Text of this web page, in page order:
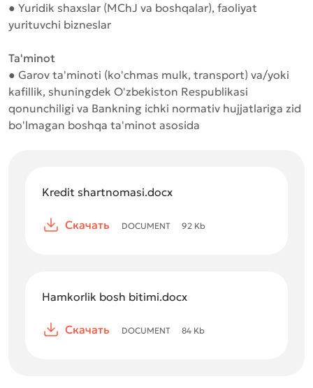
● Yuridik shaxslar (MChJ va boshqalar), faoliyat
yurituvchi bizneslar
Ta'minot
● Garov ta'minoti (ko'chmas mulk, transport) va/yoki
kafillik, shuningdek O'zbekiston Respublikasi
qonunchiligi va Bankning ichki normativ hujjatlariga zid
bo'lmagan boshqa ta'minot asosida
Kredit shartnomasi.docx
Скачать DOCUMENT 92 Kb
Hamkorlik bosh bitimi.docx
Скачать DOCUMENT 84 Kb